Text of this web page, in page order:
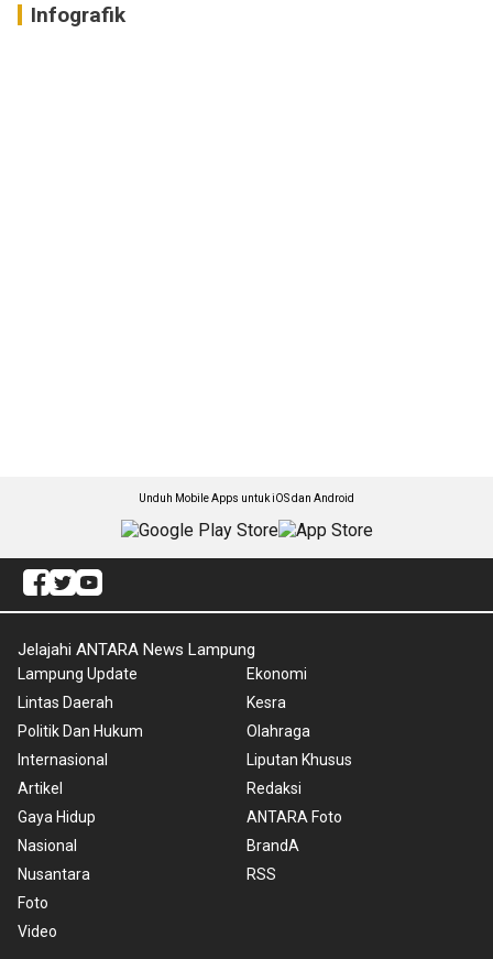
Infografik
Unduh Mobile Apps untuk iOS dan Android
Jelajahi ANTARA News Lampung
Lampung Update
Lintas Daerah
Politik Dan Hukum
Internasional
Artikel
Gaya Hidup
Nasional
Nusantara
Foto
Video
Ekonomi
Kesra
Olahraga
Liputan Khusus
Redaksi
ANTARA Foto
BrandA
RSS